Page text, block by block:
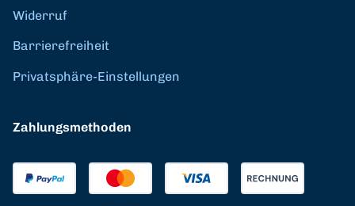
Widerruf
Barrierefreiheit
Privatsphäre-Einstellungen
Zahlungsmethoden